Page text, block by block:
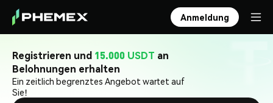
Anmeldung
Registrieren und 15.000 USDT an
Belohnungen erhalten
Ein zeitlich begrenztes Angebot wartet auf
Sie!